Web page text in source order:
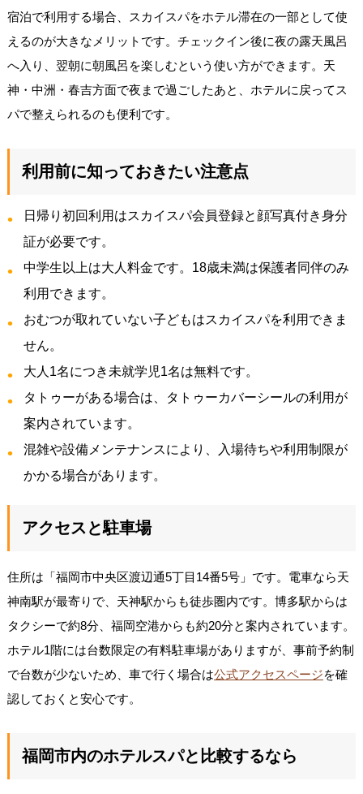
宿泊で利用する場合、スカイスパをホテル滞在の一部として使
えるのが大きなメリットです。チェックイン後に夜の露天風呂
へ入り、翌朝に朝風呂を楽しむという使い方ができます。天
神・中洲・春吉方面で夜まで過ごしたあと、ホテルに戻ってス
パで整えられるのも便利です。
利用前に知っておきたい注意点
日帰り初回利用はスカイスパ会員登録と顔写真付き身分
証が必要です。
中学生以上は大人料金です。18歳未満は保護者同伴のみ
利用できます。
おむつが取れていない子どもはスカイスパを利用できま
せん。
大人1名につき未就学児1名は無料です。
タトゥーがある場合は、タトゥーカバーシールの利用が
案内されています。
混雑や設備メンテナンスにより、入場待ちや利用制限が
かかる場合があります。
アクセスと駐車場
住所は「福岡市中央区渡辺通5丁目14番5号」です。電車なら天
神南駅が最寄りで、天神駅からも徒歩圏内です。博多駅からは
タクシーで約8分、福岡空港からも約20分と案内されています。
ホテル1階には台数限定の有料駐車場がありますが、事前予約制
で台数が少ないため、車で行く場合は公式アクセスページを確
認しておくと安心です。
福岡市内のホテルスパと比較するなら